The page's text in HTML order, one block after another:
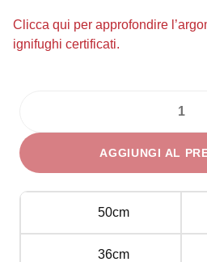
Clicca qui per approfondire
ignifughi certificati.
AGGIUNGI AL
50cm
36cm